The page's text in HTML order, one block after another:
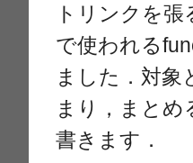
トリンクを
で使われる
ました．対
まり，まと
書きます．